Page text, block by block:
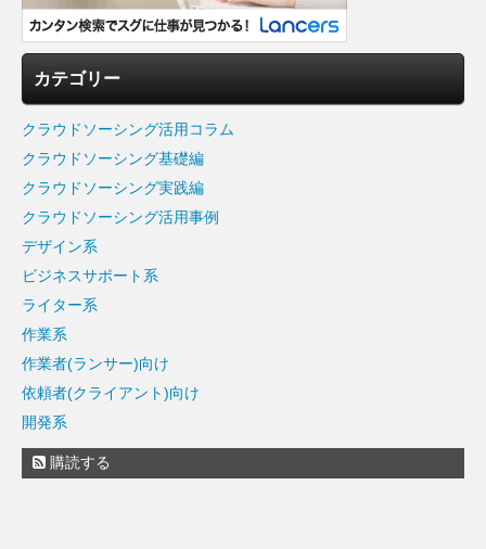
カテゴリー
クラウドソーシング活用コラム
クラウドソーシング基礎編
クラウドソーシング実践編
クラウドソーシング活用事例
デザイン系
ビジネスサポート系
ライター系
作業系
作業者(ランサー)向け
依頼者(クライアント)向け
開発系
購読する